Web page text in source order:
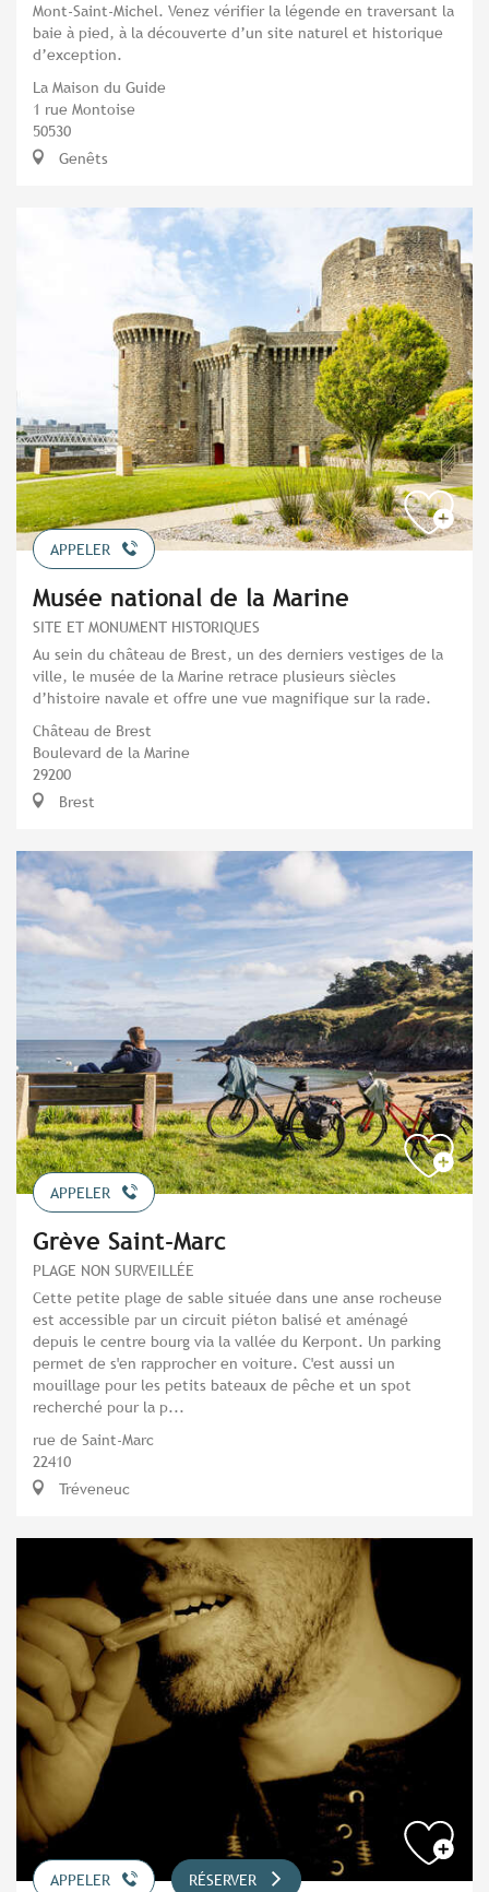
Mont-Saint-Michel. Venez vérifier la légende en traversant la
baie à pied, à la découverte d’un site naturel et historique
d’exception.
La Maison du Guide
1 rue Montoise
50530
Genêts
APPELER
Musée national de la Marine
SITE ET MONUMENT HISTORIQUES
Au sein du château de Brest, un des derniers vestiges de la
ville, le musée de la Marine retrace plusieurs siècles
d’histoire navale et offre une vue magnifique sur la rade.
Château de Brest
Boulevard de la Marine
29200
Brest
APPELER
Grève Saint-Marc
PLAGE NON SURVEILLÉE
Cette petite plage de sable située dans une anse rocheuse
est accessible par un circuit piéton balisé et aménagé
depuis le centre bourg via la vallée du Kerpont. Un parking
permet de s'en rapprocher en voiture. C'est aussi un
mouillage pour les petits bateaux de pêche et un spot
recherché pour la p...
rue de Saint-Marc
22410
Tréveneuc
APPELER RÉSERVER